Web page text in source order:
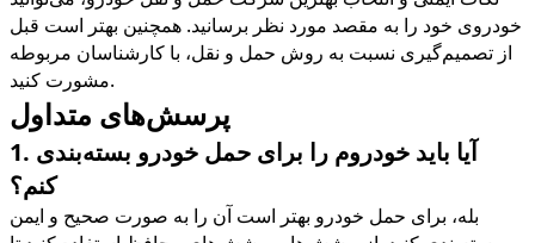
خودروی خود را به مقصد مورد نظر برسانید. همچنین بهتر است قبل
از تصمیم‌گیری نسبت به روش حمل و نقل، با کارشناسان مربوطه
مشورت کنید.
پرسش‌های متداول
1. آیا باید خودروم را برای حمل خودرو بسته‌بندی
کنم؟
بله، برای حمل خودرو بهتر است آن را به صورت صحیح و ایمن